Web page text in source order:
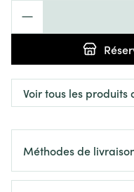
Voir tous les produits
Méthodes de